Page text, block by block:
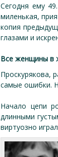
Сегодня ему
миленькая,
копия
глазами и
Все женщины в
Проскурякова,
самые ошибки.
Начало цепи
длинными
виртуозно